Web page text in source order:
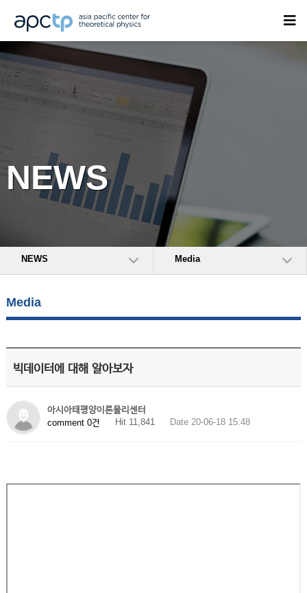
NEWS
NEWS Media
Media
빅데이터에 대해 알아보자
아시아태평양이론물리센터
comment 0건
Hit 11,841 Date 20-06-18 15:48